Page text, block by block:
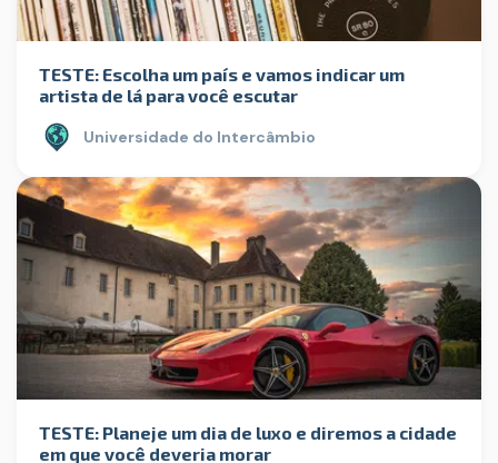
TESTE: Escolha um país e vamos indicar um
artista de lá para você escutar
Universidade do Intercâmbio
TESTE: Planeje um dia de luxo e diremos a cidade
em que você deveria morar